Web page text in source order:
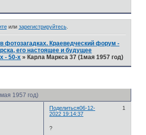
или зарегистрируйтесь.
Краеведческий форум -
его настоящее и будущее
- 50-х » Карла Маркса 37 (1мая 1957 год)
1957 год)
Поделиться 1
06-12-
2022 19:14:37
?